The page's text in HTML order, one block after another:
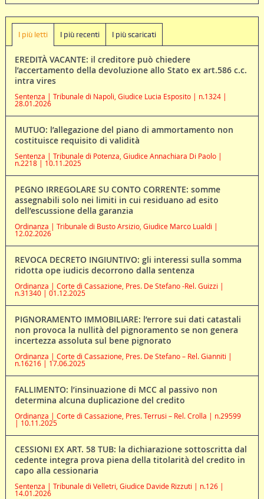
I più letti I più recenti I più scaricati
EREDITÀ VACANTE: il creditore può chiedere
l’accertamento della devoluzione allo Stato ex art.586 c.c.
intra vires
Sentenza | Tribunale di Napoli, Giudice Lucia Esposito | n.1324 |
28.01.2026
MUTUO: l’allegazione del piano di ammortamento non
costituisce requisito di validità
Sentenza | Tribunale di Potenza, Giudice Annachiara Di Paolo |
n.2218 | 10.11.2025
PEGNO IRREGOLARE SU CONTO CORRENTE: somme
assegnabili solo nei limiti in cui residuano ad esito
dell’escussione della garanzia
Ordinanza | Tribunale di Busto Arsizio, Giudice Marco Lualdi |
12.02.2026
REVOCA DECRETO INGIUNTIVO: gli interessi sulla somma
ridotta ope iudicis decorrono dalla sentenza
Ordinanza | Corte di Cassazione, Pres. De Stefano -Rel. Guizzi |
n.31340 | 01.12.2025
PIGNORAMENTO IMMOBILIARE: l’errore sui dati catastali
non provoca la nullità del pignoramento se non genera
incertezza assoluta sul bene pignorato
Ordinanza | Corte di Cassazione, Pres. De Stefano – Rel. Gianniti |
n.16216 | 17.06.2025
FALLIMENTO: l’insinuazione di MCC al passivo non
determina alcuna duplicazione del credito
Ordinanza | Corte di Cassazione, Pres. Terrusi – Rel. Crolla | n.29599
| 10.11.2025
CESSIONI EX ART. 58 TUB: la dichiarazione sottoscritta dal
cedente integra prova piena della titolarità del credito in
capo alla cessionaria
Sentenza | Tribunale di Velletri, Giudice Davide Rizzuti | n.126 |
14.01.2026